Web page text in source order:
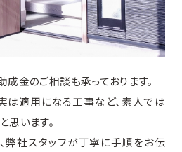
金のご相談も承っております。
は適用になる工事など、素人では
います。
弊社スタッフが丁寧に手順をお伝